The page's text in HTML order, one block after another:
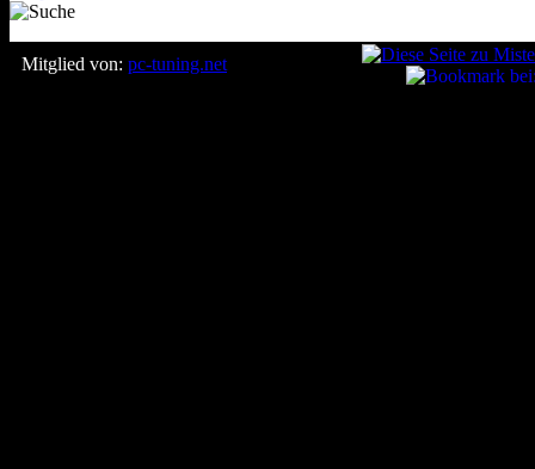
Mitglied von: pc-tuning.net